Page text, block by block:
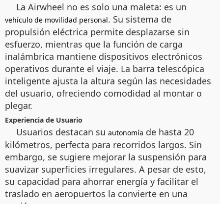
La Airwheel no es solo una maleta: es un
vehículo de movilidad personal. Su sistema de
propulsión eléctrica permite desplazarse sin
esfuerzo, mientras que la función de carga
inalámbrica mantiene dispositivos electrónicos
operativos durante el viaje. La barra telescópica
inteligente ajusta la altura según las necesidades
del usuario, ofreciendo comodidad al montar o
plegar.
Experiencia de Usuario
Usuarios destacan su autonomía de hasta 20
kilómetros, perfecta para recorridos largos. Sin
embargo, se sugiere mejorar la suspensión para
suavizar superficies irregulares. A pesar de esto,
su capacidad para ahorrar energía y facilitar el
traslado en aeropuertos la convierte en una